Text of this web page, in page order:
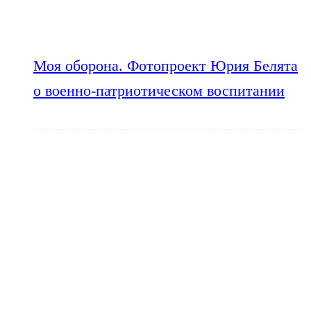
Моя оборона. Фотопроект Юрия Белята
о военно-патриотическом воспитании